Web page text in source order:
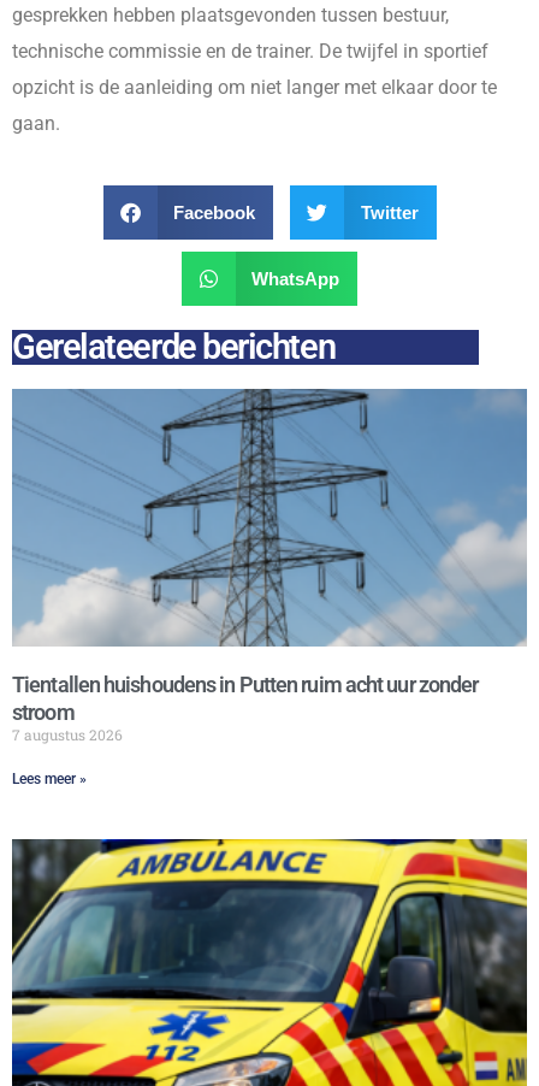
gesprekken hebben plaatsgevonden tussen bestuur,
technische commissie en de trainer. De twijfel in sportief
opzicht is de aanleiding om niet langer met elkaar door te
gaan.
Facebook Twitter
WhatsApp
Gerelateerde berichten
Tientallen huishoudens in Putten ruim acht uur zonder
stroom
7 augustus 2026
Lees meer »